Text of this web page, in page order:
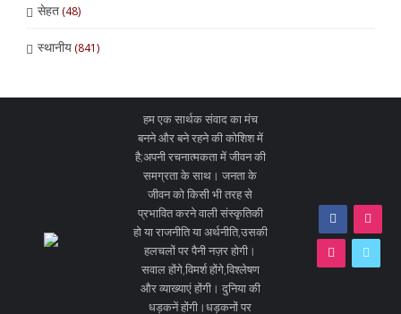
सेहत(48)
स्थानीय(841)
हम एक सार्थक संवाद का मंच
बनने और बने रहने की कोशिश में
है;अपनी रचनात्मकता में जीवन की
समग्रता के साथ। जनता के
जीवन को किसी भी तरह से
प्रभावित करने वाली संस्कृतिकी
हो या राजनीति या अर्थनीति,उसकी
हलचलों पर पैनी नज़र होगी।
सवाल होंगे,विमर्श होंगे,विश्लेषण
और व्याख्याएं होंगी। दुनिया की
धड़कनें होंगी।धड़कनों पर